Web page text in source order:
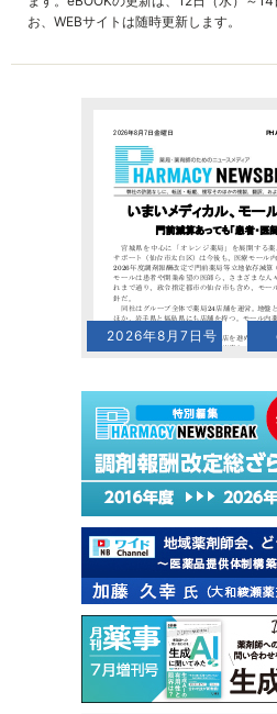
お、WEBサイトは随時更新します。
2026年8月7日号